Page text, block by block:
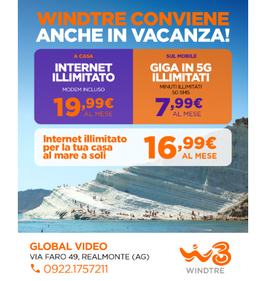
Coronavirus: messaggio del Sindaco Zambito
ai cittadini
Domenica, Novembre 22, 2020
Stefano Bissi entra nella Strada degli
Scrittori, celebrazione a Siculiana (VIDEO)
Giovedì, Luglio 30, 2026
Il vento ferma i fuochi, ma la devozione non si
ferma: spettacolo pirotecnico rinviato a
domani durante la processione al “Passo”
Sabato, Maggio 02, 2026
📅 ESTATE MEDITERRANEA 2026 – COMUNE DI
SICULIANA
July 24, 2026
Siculiana, concerto del 1° Maggio 2026 in
Piazza Umberto I: arrivano I Cugini di
Campagna